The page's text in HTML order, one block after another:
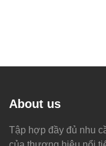
About us
Tập hợp đầy đủ nhu